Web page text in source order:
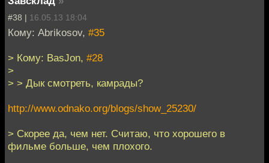
#38 | 16.05.13 18:04
Кому: Abrikosov, #35
> Кому: BasJon, #28
>
> > Дык смотреть, камрады?
http://www.odnako.org/blogs/show_25230/
> Скорее да, чем нет. Считаю, что хорошего в
фильме больше, чем плохого.